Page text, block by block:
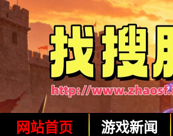
网站首页 游戏新闻